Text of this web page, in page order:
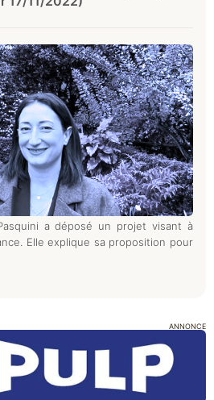
a déposé un projet visant à
Elle explique sa proposition pour
ANNONCE